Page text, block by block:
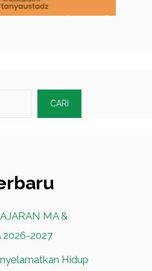
CARI
MA &
2026-2027
Hidup